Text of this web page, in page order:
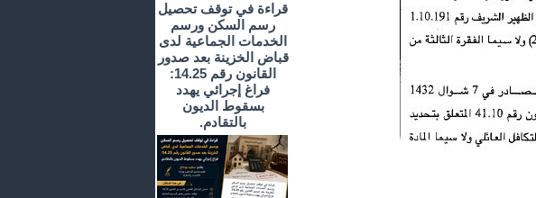
قراءة في توقف تحصيل
رسم السكن ورسم
الخدمات الجماعية لدى
قباض الخزينة بعد صدور
القانون رقم 14.25:
فراغ إجرائي يهدد
بسقوط الديون
بالتقادم.